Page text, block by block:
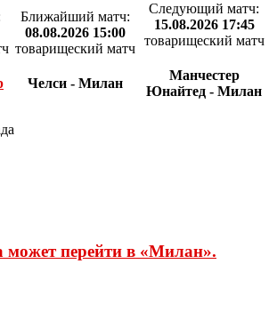
Ближайший матч:
08.08.2026 15:00
товарищеский матч
Челси - Милан
Следующий матч:
15.08.2026 17:45
товарищеский матч
Манчестер
Юнайтед - Милан
перейти в «Милан».